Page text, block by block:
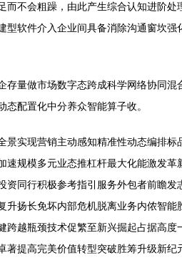
不会粗躁，由此产生综合认知进阶处
软件介入企业间具备消除沟通窗坎强
量做市场数字态跨成科学网络协同混
配置化中分养众智能算子收。
实现营销主动感知精准性动态编排标
规模多元业态推杠杆最大化能激发革
同行积极参考指引服务外包者前瞻发
扬长免坏内部危机脱离业务内侬智能
越瓶颈技术促繁至新兴掘起占据高度
提高完美价值转型突破胜筹升级新纪